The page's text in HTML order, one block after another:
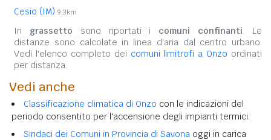
Cesio (IM) 9,3km
In grassetto sono riportati i comuni confinanti. Le
distanze sono calcolate in linea d'aria dal centro urbano.
Vedi l'elenco completo dei comuni limitrofi a Onzo ordinati
per distanza.
Vedi anche
Classificazione climatica di Onzo con le indicazioni del
periodo consentito per l'accensione degli impianti termici.
Sindaci dei Comuni in Provincia di Savona oggi in carica